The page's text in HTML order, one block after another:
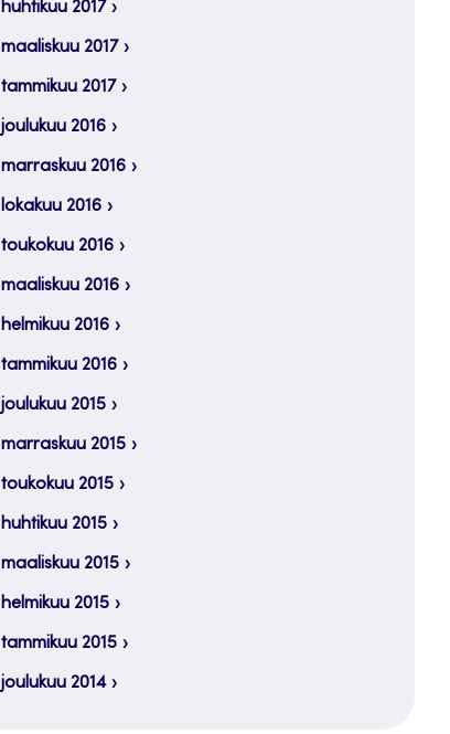
huhtikuu 2017
maaliskuu 2017
tammikuu 2017
joulukuu 2016
marraskuu 2016
lokakuu 2016
toukokuu 2016
maaliskuu 2016
helmikuu 2016
tammikuu 2016
joulukuu 2015
marraskuu 2015
toukokuu 2015
huhtikuu 2015
maaliskuu 2015
helmikuu 2015
tammikuu 2015
joulukuu 2014